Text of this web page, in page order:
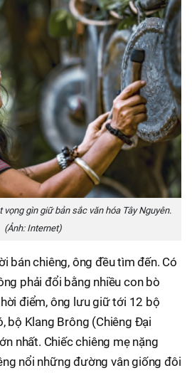
vọng gìn giữ bản sắc văn hóa Tây Nguyên.
(Ảnh: Internet)
bán chiêng, ông đều tìm đến. Có
phải đổi bằng nhiều con bò
điểm, ông lưu giữ tới 12 bộ
bộ Klang Brông (Chiêng Đại
nhất. Chiếc chiêng mẹ nặng
nổi những đường vân giống đôi